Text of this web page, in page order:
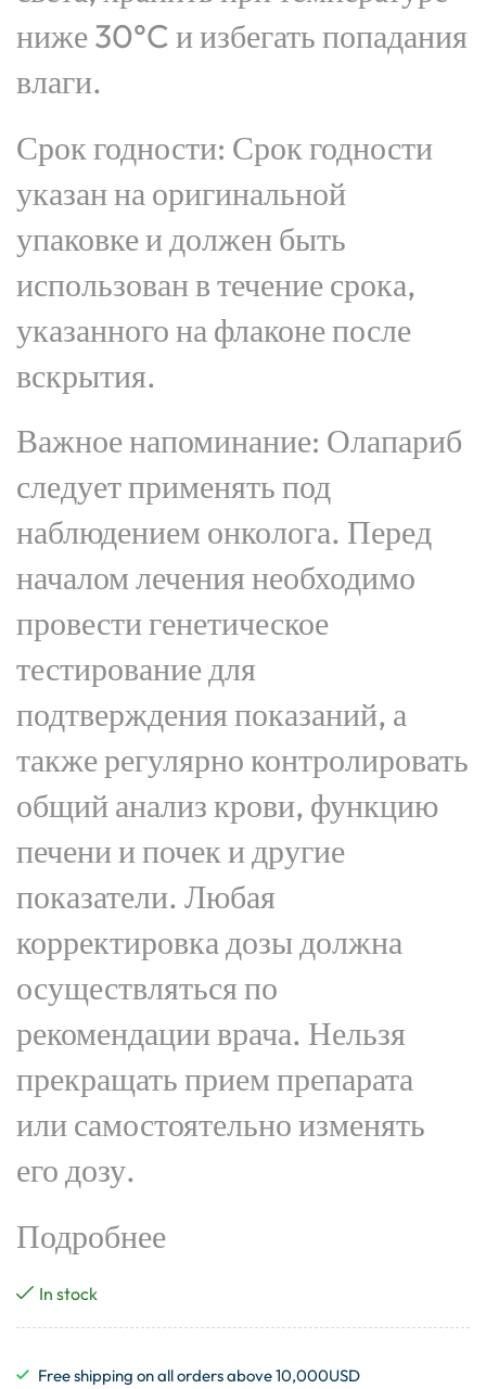
ниже 30°C и избегать попадания
влаги.
Срок годности: Срок годности
указан на оригинальной
упаковке и должен быть
использован в течение срока,
указанного на флаконе после
вскрытия.
Важное напоминание: Олапариб
следует применять под
наблюдением онколога. Перед
началом лечения необходимо
провести генетическое
тестирование для
подтверждения показаний, а
также регулярно контролировать
общий анализ крови, функцию
печени и почек и другие
показатели. Любая
корректировка дозы должна
осуществляться по
рекомендации врача. Нельзя
прекращать прием препарата
или самостоятельно изменять
его дозу.
Подробнее
In stock
Free shipping on all orders above 10,000USD